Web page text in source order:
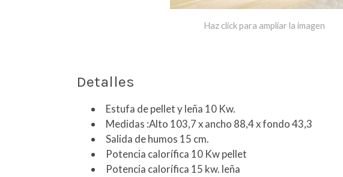
Haz click para ampliar la imagen
Detalles
Estufa de pellet y leña 10 Kw.
Medidas :Alto 103,7 x ancho 88,4 x fondo 43,3
Salida de humos 15 cm.
Potencia calorífica 10 Kw pellet
Potencia calorífica 15 kw. leña